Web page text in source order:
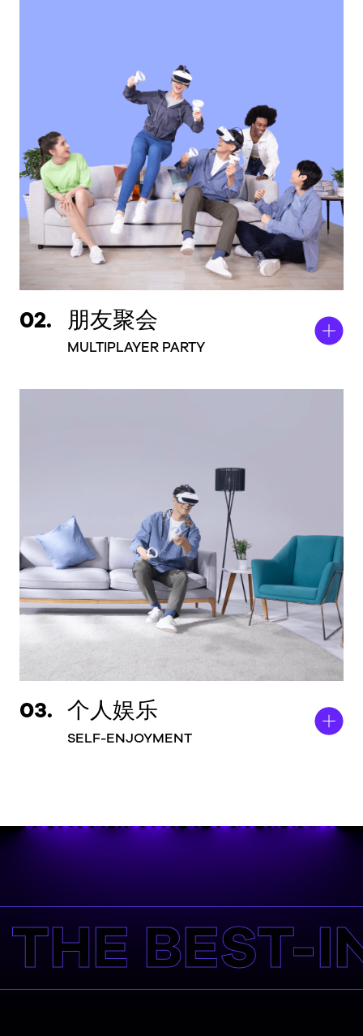
朋友聚会
02.
MULTIPLAYER PARTY
个人娱乐
03.
SELF-ENJOYMENT
BEST-IN-